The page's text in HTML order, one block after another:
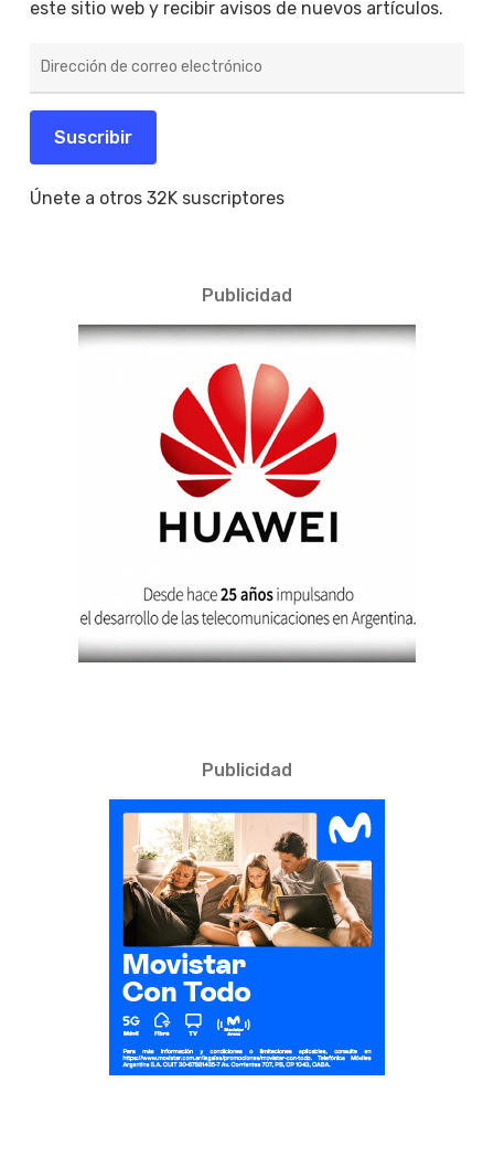
este sitio web y recibir avisos de nuevos artículos.
de
electrónico
Suscribir
Únete a otros 32K suscriptores
Publicidad
Publicidad